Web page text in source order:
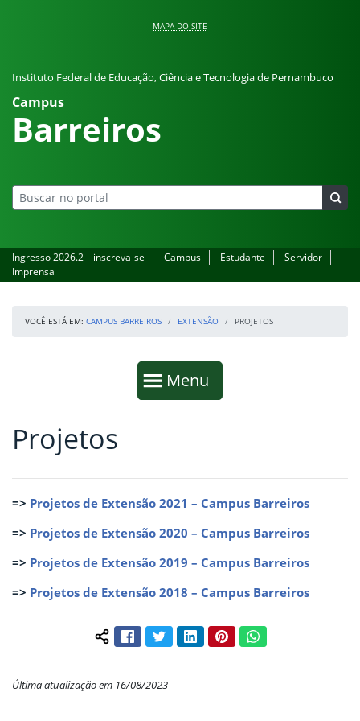
MAPA DO SITE
Instituto Federal de Educação, Ciência e Tecnologia de Pernambuco
Campus
Barreiros
Ingresso 2026.2 – inscreva-se Campus Estudante
Servidor
Imprensa
VOCÊ ESTÁ EM: CAMPUS BARREIROS EXTENSÃO PROJETOS
Mostrar
Menu
Fim da navegação
Início do conteúdo
Projetos
=> Projetos de Extensão 2021 – Campus Barreiros
=> Projetos de Extensão 2020 – Campus Barreiros
=> Projetos de Extensão 2019 – Campus Barreiros
=> Projetos de Extensão 2018 – Campus Barreiros
Compartilhar conteúdo:
FacebookTwitterLinkedInPinterestWhatsApp
Última atualização em 16/08/2023